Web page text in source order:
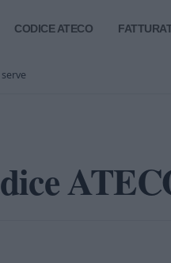
CODICE ATECO